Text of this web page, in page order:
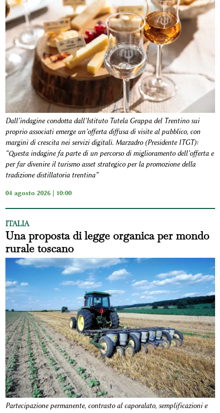
Dall’indagine condotta dall’Istituto Tutela Grappa del Trentino sui
proprio associati emerge un’offerta diffusa di visite al pubblico, con
margini di crescita nei servizi digitali. Marzadro (Presidente ITGT):
“Questa indagine fa parte di un percorso di miglioramento dell’offerta e
per far divenire il turismo asset strategico per la promozione della
tradizione distillatoria trentina”
04 agosto 2026 | 10:00
ITALIA
Una proposta di legge organica per mondo
rurale toscano
Partecipazione permanente, contrasto al caporalato, semplificazioni e